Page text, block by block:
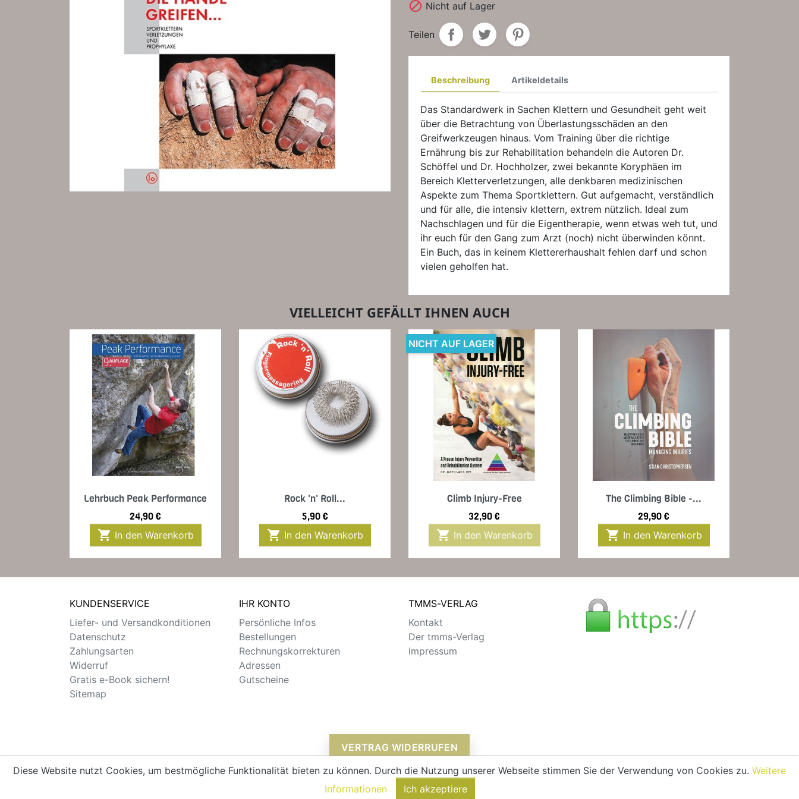
 Nicht auf Lager
Teilen
Beschreibung Artikeldetails
Das Standardwerk in Sachen Klettern und Gesundheit geht weit
über die Betrachtung von Überlastungsschäden an den
Greifwerkzeugen hinaus. Vom Training über die richtige
Ernährung bis zur Rehabilitation behandeln die Autoren Dr.
Schöffel und Dr. Hochholzer, zwei bekannte Koryphäen im
Bereich Kletterverletzungen, alle denkbaren medizinischen
Aspekte zum Thema Sportklettern. Gut aufgemacht, verständlich
und für alle, die intensiv klettern, extrem nützlich. Ideal zum
Nachschlagen und für die Eigentherapie, wenn etwas weh tut, und
ihr euch für den Gang zum Arzt (noch) nicht überwinden könnt.
Ein Buch, das in keinem Klettererhaushalt fehlen darf und schon
vielen geholfen hat.
VIELLEICHT GEFÄLLT IHNEN AUCH
Vorschau
Lehrbuch Peak Performance
Preis
24,90 €
 In den Warenkorb
Vorschau
Rock 'n' Roll...
Preis
5,90 €
 In den Warenkorb
 Vorschau
Climb Injury-Free
Preis
32,90 €
 In den Warenkorb
NICHT AUF LAGER
 Vorschau
The Climbing Bible -...
Preis
29,90 €
 In den Warenkorb
KUNDENSERVICE
Liefer- und Versandkonditionen
Datenschutz
Zahlungsarten
Widerruf
Gratis e-Book sichern!
Sitemap
IHR KONTO
Persönliche Infos
Bestellungen
Rechnungskorrekturen
Adressen
Gutscheine
TMMS-VERLAG
Kontakt
Der tmms-Verlag
Impressum
VERTRAG WIDERRUFEN
© 2026 - tmms-verlag
Diese Website nutzt Cookies, um bestmögliche Funktionalität bieten zu können. Durch die Nutzung unserer Webseite stimmen Sie der Verwendung von Cookies zu. Weitere
Informationen
Ich akzeptiere